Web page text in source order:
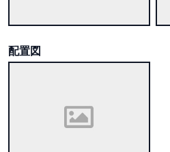
配置図